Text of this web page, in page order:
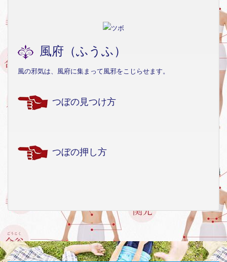
風府（ふうふ）
風の邪気は、風府に集まって風邪をこじらせます。
つぼの見つけ方
つぼの押し方